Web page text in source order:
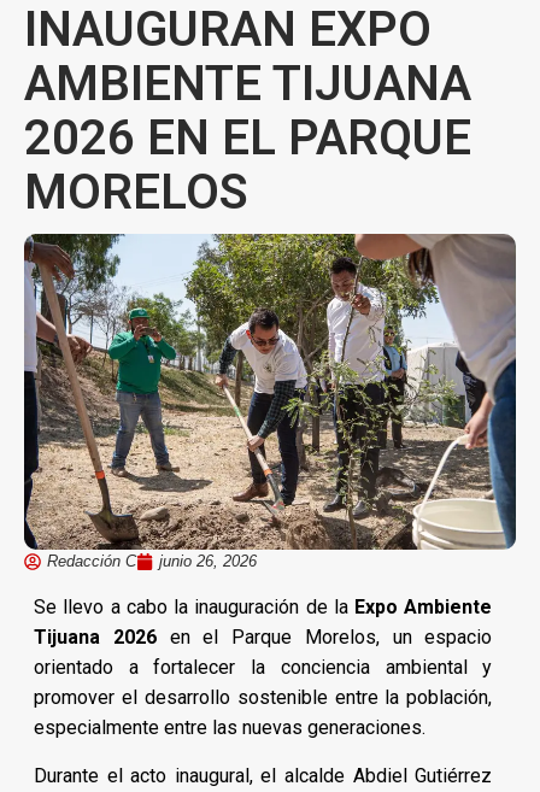
INAUGURAN EXPO
AMBIENTE TIJUANA
2026 EN EL PARQUE
MORELOS
Redacción C junio 26, 2026
Se llevo a cabo la inauguración de la Expo Ambiente
Tijuana 2026en el Parque Morelos, un espacio
orientado a fortalecer la conciencia ambiental y
promover el desarrollo sostenible entre la población,
especialmente entre las nuevas generaciones.
Durante el acto inaugural, el alcalde Abdiel Gutiérrez